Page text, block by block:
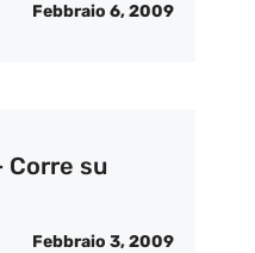
Febbraio 6, 2009
Corre su
Febbraio 3, 2009